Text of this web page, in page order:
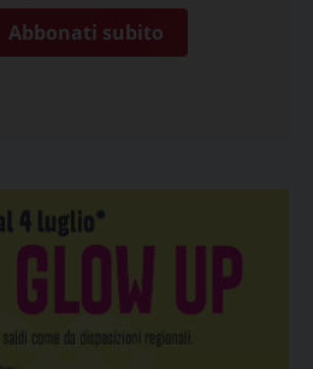
Abbonati subito